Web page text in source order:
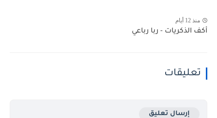
منذ 12 أيام
أكف الذكريات - ربا رباعي
تعليقات
إرسال تعليق